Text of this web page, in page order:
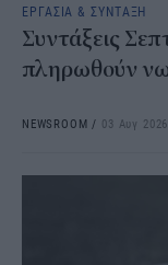
ΕΡΓΑΣΙΑ & ΣΥΝΤΑΞΗ
Συντάξεις
πληρωθούν
NEWSROOM / 03 Αυγ 2026